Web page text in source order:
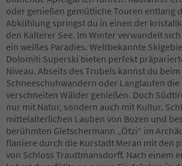
68
69
70
71
72
73
74
75
76
77
78
79
80
81
oder genießen gemütliche Touren entlang
Abkühlung springst du in einen der
den Kalterer See. Im Winter verwandelt
ein weißes Paradies. Weltbekannte
Dolomiti Superski bieten perfekt
Niveau. Abseits des Trubels kannst du beim
Schneeschuhwandern oder Langlaufen
verschneiten Wälder genießen. Doch
nur mit Natur, sondern auch mit Kultur.
mittelalterlichen Lauben von Bozen und
berühmten Gletschermann „Ötzi“ im
flaniere durch die Kurstadt Meran mit den
von Schloss Trauttmansdorff. Nach einem